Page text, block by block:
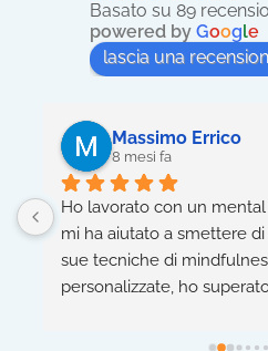
Basato su 89
powered by Google
lascia una
Massimo Errico
8 mesi fa
Ho lavorato con un
mi ha aiutato a smettere
sue tecniche di
personalizzate, ho
Consiglio vivamente! 👍